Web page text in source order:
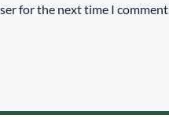
for the next time I comment.